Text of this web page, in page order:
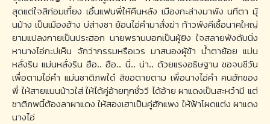
สุดแต่ใจสิก่อมเกี้ยง เอิ้นแฟนพี่ให้คืนหลัง เมืองกะส่างมาพัง นทีตา มุ้
นม้าง เป็นเมืองฮ้าง บ่ส่างซา ย้อนไอ่คำมาสั่งฆ่า ท้าวพังคีเซื้อนาคใหญ่
ยามแปลงกายเป็นประฮอก นายพรานบอกเป็นผู้ยิง ใจสลายพังดับนิ่ง
หานางไอ่กะบ่เห็น จักว่ากรรมหรือเวร มาสนองผู้ข้า น้ำตาย้อย แม่น
หลั่งริน แม่นหลั่งริน ฮือ.. ฮือ.. นี่.. น่า.. ด้วยแรงอธิษฐาน ขอจบชีวัน
เพื่อตามไอ่คำ แม่นซาติภพใด๋ สิขอตายตาม เพื่อนางไอ่คำ คนฮักของ
พี่ ให้สายแนนน้าวใส่ ให้ได้คู่อ้ายทุกชั่ววี ได้อ้าย ผาแดงเป็นสะหว๋ามี แต่
ชาติภพนี้ต้องลาผาแดง ให้สองเฮาเป็นคู่ฮักแพง ให้ฟ้าโผดแต่ง ผาแดง
นางไอ่